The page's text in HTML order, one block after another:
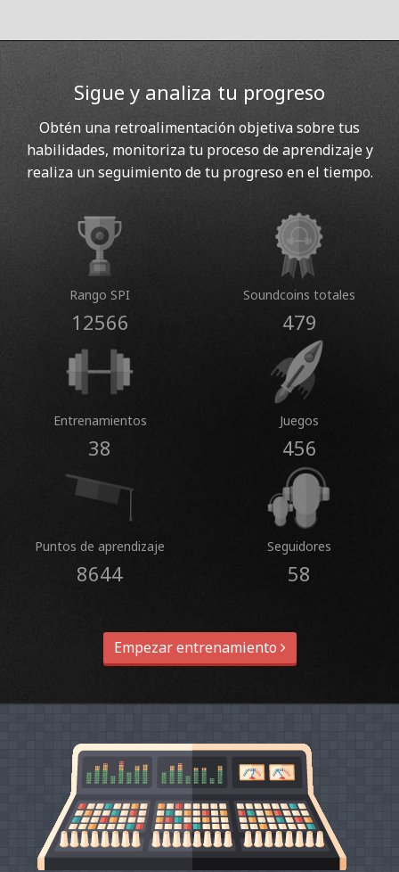
Sigue y analiza tu progreso
Obtén una retroalimentación objetiva sobre tus
habilidades, monitoriza tu proceso de aprendizaje y
realiza un seguimiento de tu progreso en el tiempo.
Rango SPI
12566
Soundcoins totales
479
Entrenamientos
38
Juegos
456
Puntos de aprendizaje
8644
Seguidores
58
Empezar entrenamiento